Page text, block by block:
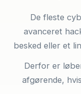
De fleste
avanceret
besked eller et
Derfor er
afgørende,